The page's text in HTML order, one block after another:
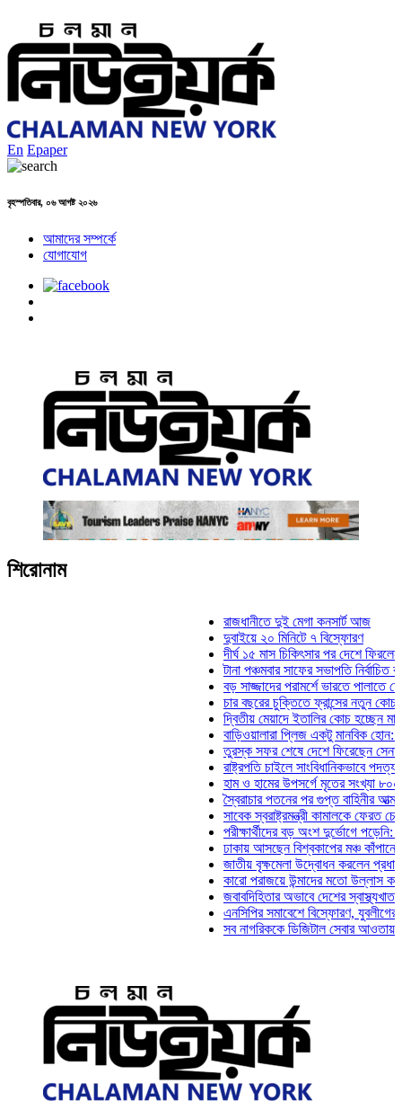
En Epaper
বৃহস্পতিবার, ০৬ আগষ্ট ২০২৬
আমাদের সম্পর্কে
যোগাযোগ
শিরোনাম
রাজধানীতে দুই মেগা কনসার্ট আজ
দুবাইয়ে ২০ মিনিটে ৭ বিস্ফোরণ
দীর্ঘ ১৫ মাস চিকিৎসার পর দেশে ফিরলেন
টানা পঞ্চমবার সাফের সভাপতি নির্বাচিত কাজী
বড় সাজ্জাদের পরামর্শে ভারতে পালাতে
চার বছরের চুক্তিতে ফ্রান্সের নতুন কোচ জিদান
দ্বিতীয় মেয়াদে ইতালির কোচ হচ্ছেন মানচিনি
বাড়িওয়ালারা প্লিজ একটু মানবিক হোন: মনিরা
তুরস্ক সফর শেষে দেশে ফিরেছেন সেনাপ্রধান
রাষ্ট্রপতি চাইলে সাংবিধানিকভাবে পদত্যাগ
হাম ও হামের উপসর্গে মৃতের সংখ্যা ৮০০ ছাড়াল
স্বৈরাচার পতনের পর গুপ্ত বাহিনীর আত্মপ্রকাশ:
সাবেক স্বরাষ্ট্রমন্ত্রী কামালকে ফেরত চেয়ে
পরীক্ষার্থীদের বড় অংশ দুর্ভোগে পড়েনি: ড.
ঢাকায় আসছেন বিশ্বকাপের মঞ্চ কাঁপানো সেই
জাতীয় বৃক্ষমেলা উদ্বোধন করলেন প্রধানমন্ত্রী
কারো পরাজয়ে উন্মাদের মতো উল্লাস করতে হয়
জবাবদিহিতার অভাবে দেশের স্বাস্থ্যখাত নানা
এনসিপির সমাবেশে বিস্ফোরণ, যুবলীগের দুই
সব নাগরিককে ডিজিটাল সেবার আওতায় আনতে